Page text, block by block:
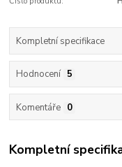
Kompletní specifikace
Hodnocení 5
Komentáře 0
Kompletní